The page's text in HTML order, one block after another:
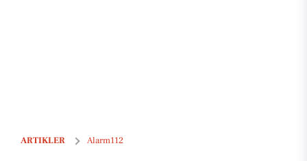
ARTIKLER Alarm112
Indbrud i udhus i det vestlige Aalborg: Hækkeklipper og Makita-